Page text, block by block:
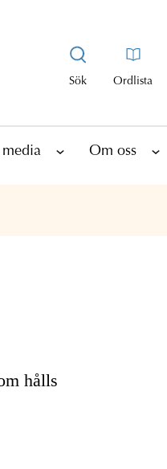
Sök Ordlista
media Om oss
hålls